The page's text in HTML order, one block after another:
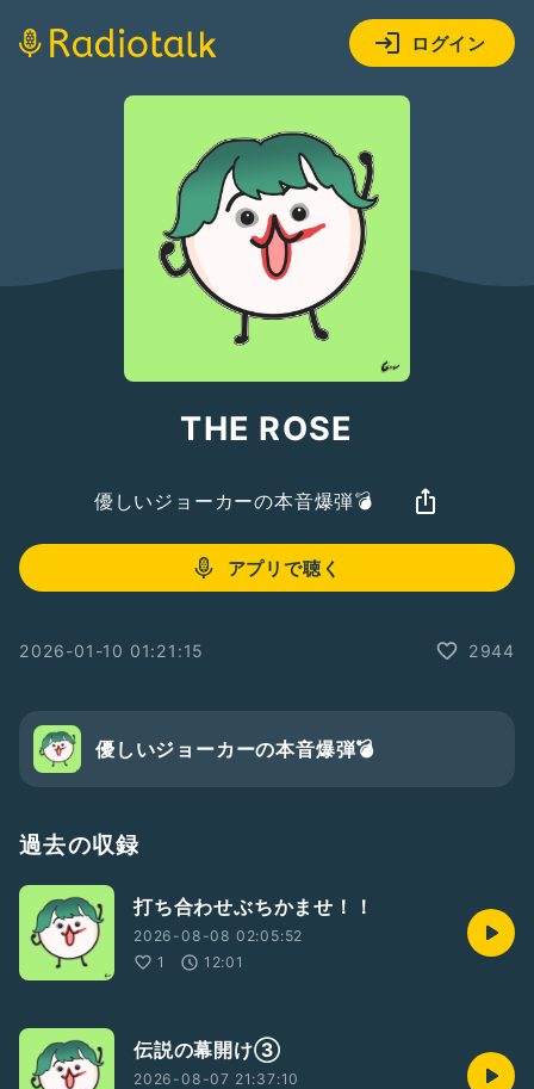
ログイン
THE ROSE
優しいジョーカーの本音爆弾💣
アプリで聴く
2026-01-10 01:21:15 2944
優しいジョーカーの本音爆弾💣
過去の収録
打ち合わせぶちかませ！！
2026-08-08 02:05:52
1
12:01
伝説の幕開け③
2026-08-07 21:37:10